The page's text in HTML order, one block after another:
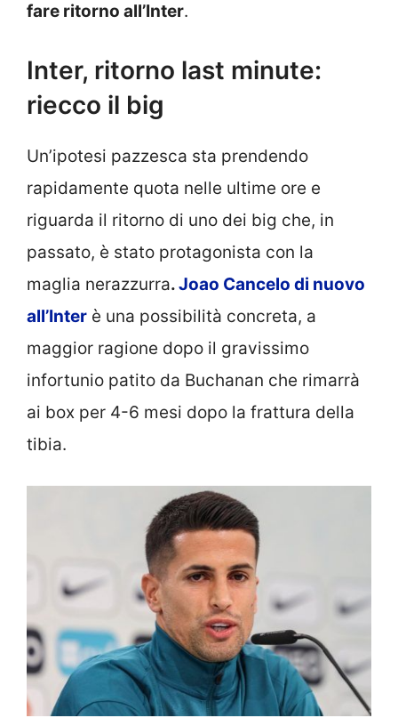
fare ritorno all’Inter.
Inter, ritorno last minute:
riecco il big
Un’ipotesi pazzesca sta prendendo
rapidamente quota nelle ultime ore e
riguarda il ritorno di uno dei big che, in
passato, è stato protagonista con la
maglia nerazzurra.Joao Cancelo di nuovo
all’Inter è una possibilità concreta, a
maggior ragione dopo il gravissimo
infortunio patito da Buchanan che rimarrà
ai box per 4-6 mesi dopo la frattura della
tibia.